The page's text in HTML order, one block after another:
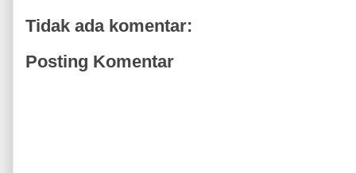
Tidak ada komentar:
Posting Komentar